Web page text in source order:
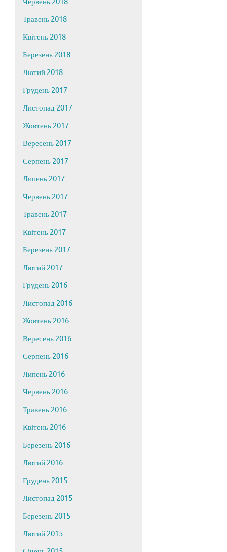
Червень 2018
Травень 2018
Квітень 2018
Березень 2018
Лютий 2018
Грудень 2017
Листопад 2017
Жовтень 2017
Вересень 2017
Серпень 2017
Липень 2017
Червень 2017
Травень 2017
Квітень 2017
Березень 2017
Лютий 2017
Грудень 2016
Листопад 2016
Жовтень 2016
Вересень 2016
Серпень 2016
Липень 2016
Червень 2016
Травень 2016
Квітень 2016
Березень 2016
Лютий 2016
Грудень 2015
Листопад 2015
Березень 2015
Лютий 2015